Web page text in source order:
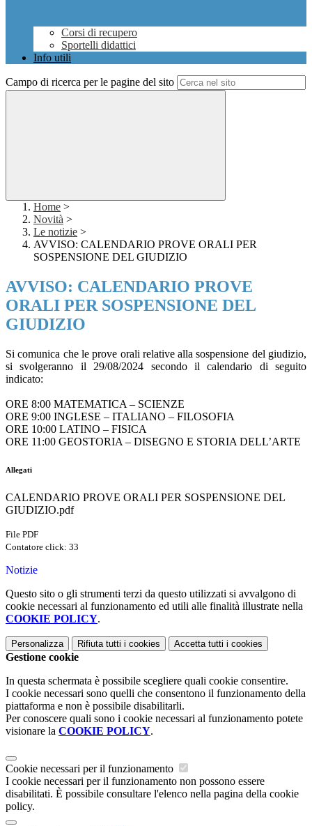
Corsi di recupero
Sportelli didattici
Info utili
Campo di ricerca per le pagine del sito
Home >
Novità >
Le notizie >
AVVISO: CALENDARIO PROVE ORALI PER
SOSPENSIONE DEL GIUDIZIO
AVVISO: CALENDARIO PROVE
ORALI PER SOSPENSIONE DEL
GIUDIZIO
Si comunica che le prove orali relative alla sospensione del giudizio,
si svolgeranno il 29/08/2024 secondo il calendario di seguito
indicato:
ORE 8:00 MATEMATICA – SCIENZE
ORE 9:00 INGLESE – ITALIANO – FILOSOFIA
ORE 10:00 LATINO – FISICA
ORE 11:00 GEOSTORIA – DISEGNO E STORIA DELL’ARTE
Allegati
CALENDARIO PROVE ORALI PER SOSPENSIONE DEL
GIUDIZIO.pdf
File PDF
Contatore click: 33
Notizie
Questo sito o gli strumenti terzi da questo utilizzati si avvalgono di
cookie necessari al funzionamento ed utili alle finalità illustrate nella
COOKIE POLICY.
Personalizza Rifiuta tutti i cookies Accetta tutti i cookies
Gestione cookie
In questa schermata è possibile scegliere quali cookie consentire.
I cookie necessari sono quelli che consentono il funzionamento della
piattaforma e non è possibile disabilitarli.
Per conoscere quali sono i cookie necessari al funzionamento potete
visionare la COOKIE POLICY.
Cookie necessari per il funzionamento
I cookie necessari per il funzionamento non possono essere
disabilitati. È possibile consultare l'elenco nella pagina della cookie
policy.